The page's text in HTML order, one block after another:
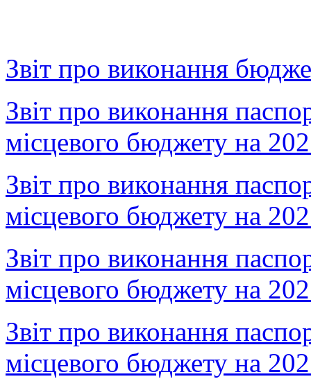
Звіт про виконання
Звіт про виконання
місцевого бюджету на
Звіт про виконання
місцевого бюджету на
Звіт про виконання
місцевого бюджету на
Звіт про виконання
місцевого бюджету на